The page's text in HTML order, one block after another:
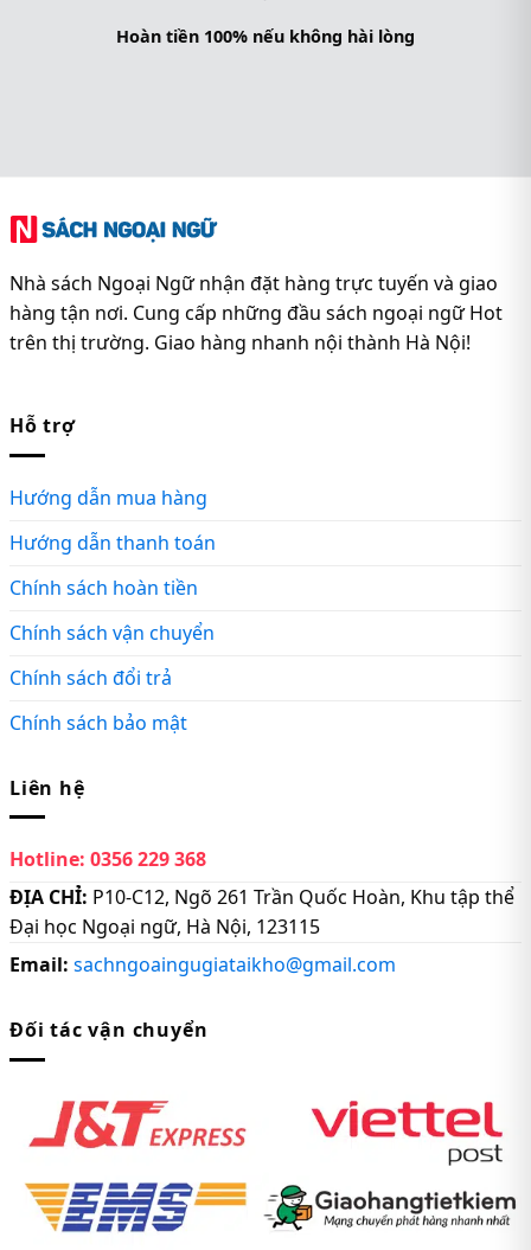
Hoàn tiền 100% nếu không hài lòng
Nhà sách Ngoại Ngữ nhận đặt hàng trực tuyến và giao
hàng tận nơi. Cung cấp những đầu sách ngoại ngữ Hot
trên thị trường. Giao hàng nhanh nội thành Hà Nội!
Hỗ trợ
Hướng dẫn mua hàng
Hướng dẫn thanh toán
Chính sách hoàn tiền
Chính sách vận chuyển
Chính sách đổi trả
Chính sách bảo mật
Liên hệ
Hotline: 0356 229 368
ĐỊA CHỈ: P10-C12, Ngõ 261 Trần Quốc Hoàn, Khu tập thể
Đại học Ngoại ngữ, Hà Nội, 123115
Email: sachngoaingugiataikho@gmail.com
Đối tác vận chuyển